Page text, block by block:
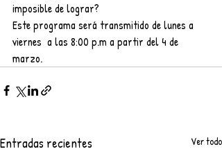
imposible de lograr?
Este programa será transmitido de lunes a
viernes  a las 8:00 p.m a partir del 4 de
marzo.
Entradas recientes Ver todo